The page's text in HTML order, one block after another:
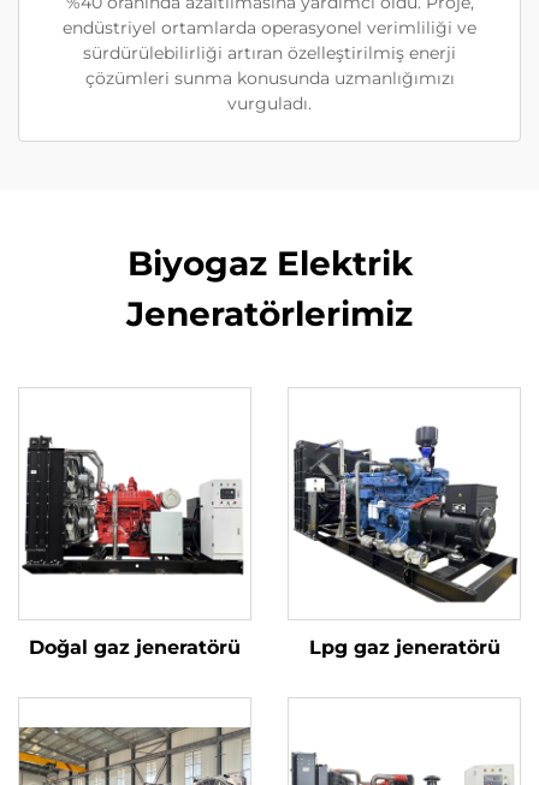
endüstriyel ortamlarda operasyonel verimliliği ve
sürdürülebilirliği artıran özelleştirilmiş enerji
çözümleri sunma konusunda uzmanlığımızı
vurguladı.
Biyogaz Elektrik
Jeneratörlerimiz
Doğal gaz jeneratörü Lpg gaz jeneratörü